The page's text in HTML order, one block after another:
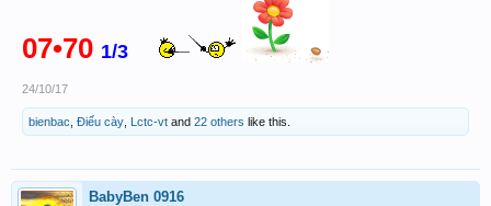
07•70 1/3
24/10/17
bienbac Điếu cày Lctc-vt and 22 others like this.
BabyBen 0916